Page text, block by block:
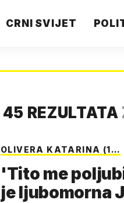
CRNI SVIJET
45 REZULTATA
OLIVERA KATARINA (1…
'Tito me
je ljubomorna